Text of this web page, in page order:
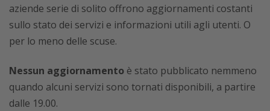
aziende serie di solito offrono aggiornamenti costanti
sullo stato dei servizi e informazioni utili agli utenti. O
per lo meno delle scuse.
Nessun aggiornamento è stato pubblicato nemmeno
quando alcuni servizi sono tornati disponibili, a partire
dalle 19.00.